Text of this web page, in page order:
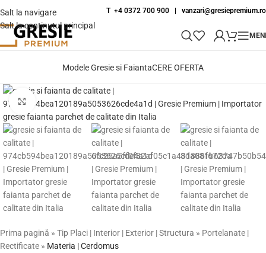
Salt la navigare
Salt la conținutul principal
T +4 0372 700 900 | vanzari@gresiepremium.ro
Modele Gresie si FaiantaCERE OFERTA
Fă clic pentru a mări
Prima pagină » Tip Placi | Interior | Exterior | Structura » Portelanate |
Rectificate » Materia | Cerdomus